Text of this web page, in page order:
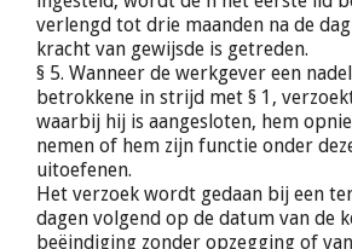
verlengd tot drie maanden na de
kracht van gewijsde is getreden.
§ 5. Wanneer de werkgever een
betrokkene in strijd met § 1,
waarbij hij is aangesloten, hem
nemen of hem zijn functie onder
uitoefenen.
Het verzoek wordt gedaan bij een
dagen volgend op de datum van de
beëindiging zonder opzegging of